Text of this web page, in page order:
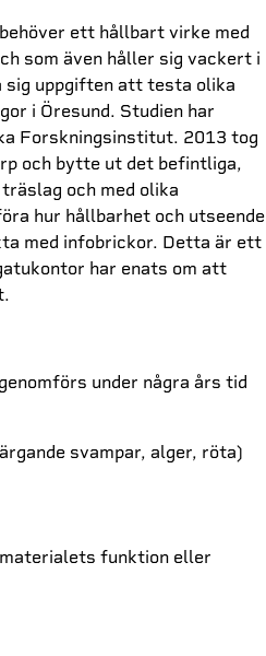
ett hållbart virke med
som även håller sig vackert i
sig uppgiften att testa olika
i Öresund. Studien har
Forskningsinstitut. 2013 tog
och bytte ut det befintliga,
och med olika
hur hållbarhet och utseende
med infobrickor. Detta är ett
har enats om att
under några års tid
svampar, alger, röta)
funktion eller